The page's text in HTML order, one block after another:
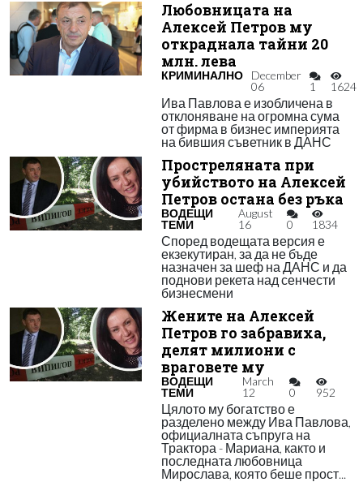
Любовницата на
Алексей Петров му
откраднала тайни 20
млн. лева
КРИМИНАЛНО
December
06
1 1624
Ива Павлова е изобличена в
отклоняване на огромна сума
от фирма в бизнес империята
на бившия съветник в ДАНС
Простреляната при
убийството на Алексей
Петров остана без ръка
ВОДЕЩИ
ТЕМИ
August
16
0 1834
Според водещата версия е
екзекутиран, за да не бъде
назначен за шеф на ДАНС и да
поднови рекета над сенчести
бизнесмени
Жените на Алексей
Петров го забравиха,
делят милиони с
враговете му
ВОДЕЩИ
ТЕМИ
March
12
0 952
Цялото му богатство е
разделено между Ива Павлова,
официалната съпруга на
Трактора - Мариана, както и
последната любовница
Мирослава, която беше прост...